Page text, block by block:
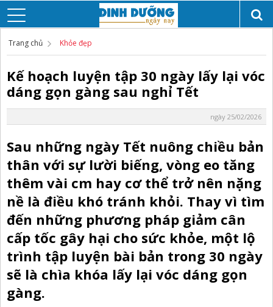
Trang chủ Khỏe đẹp
Kế hoạch luyện tập 30 ngày lấy lại vóc
dáng gọn gàng sau nghỉ Tết
ngày 25/02/2026
Sau những ngày Tết nuông chiều bản
thân với sự lười biếng, vòng eo tăng
thêm vài cm hay cơ thể trở nên nặng
nề là điều khó tránh khỏi. Thay vì tìm
đến những phương pháp giảm cân
cấp tốc gây hại cho sức khỏe, một lộ
trình tập luyện bài bản trong 30 ngày
sẽ là chìa khóa lấy lại vóc dáng gọn
gàng.